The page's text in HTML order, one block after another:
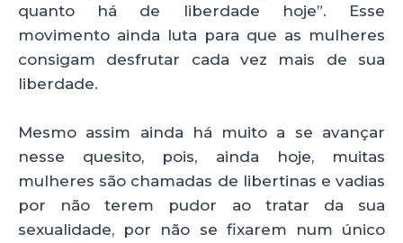
quanto há de liberdade hoje”. Esse
movimento ainda luta para que as mulheres
consigam desfrutar cada vez mais de sua
liberdade.
Mesmo assim ainda há muito a se avançar
nesse quesito, pois, ainda hoje, muitas
mulheres são chamadas de libertinas e vadias
por não terem pudor ao tratar da sua
sexualidade, por não se fixarem num único